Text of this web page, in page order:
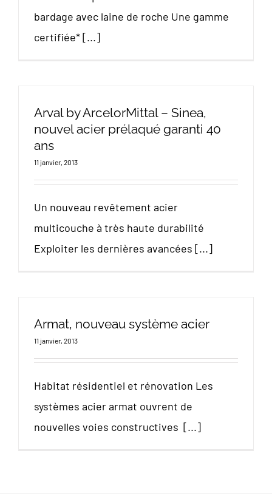
bardage avec laine de roche Une gamme
certifiée* [...]
Arval by ArcelorMittal – Sinea,
nouvel acier prélaqué garanti 40
ans
11 janvier, 2013
Un nouveau revêtement acier
multicouche à très haute durabilité
Exploiter les dernières avancées [...]
Armat, nouveau système acier
11 janvier, 2013
Habitat résidentiel et rénovation Les
systèmes acier armat ouvrent de
nouvelles voies constructives [...]